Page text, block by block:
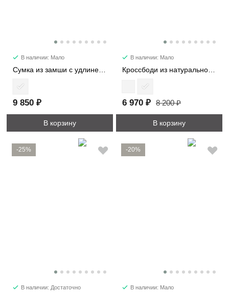
В наличии: Мало
Сумка из замши с удлиненными ручками 8369
9 850 ₽
В корзину
В наличии: Мало
Кроссбоди из натуральной замши 3596
6 970 ₽ 8 200 ₽
В корзину
-25%
В наличии: Достаточно
-20%
В наличии: Мало